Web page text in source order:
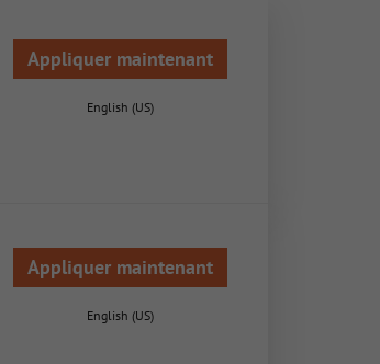
Appliquer maintenant
English (US)
Appliquer maintenant
English (US)